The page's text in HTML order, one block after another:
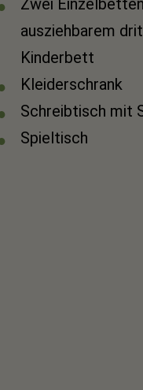
ausziehbarem
Kinderbett
Kleiderschrank
Schreibtisch mit
Spieltisch